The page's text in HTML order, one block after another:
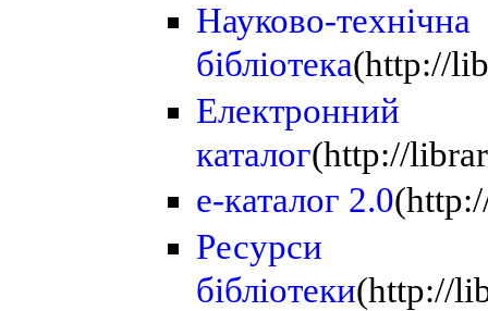
Науково-технічна
бібліотека(http://
Електронний
каталог(http://
e-каталог 2.0
Ресурси
бібліотеки(http://